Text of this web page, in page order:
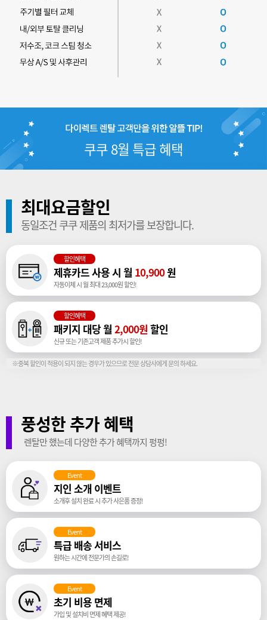
쿠쿠 8월 특급 혜택
최대요금할인
동일조건 쿠쿠 제품의 최저가를 보장합니다.
할인혜택
제휴카드 사용 시 월 10,900원
자동이체 시 월 최대 23,000원 할인!
할인혜택
패키지 대당 월 2,000원 할인
신규 또는 기존고객 제품 추가시 할인!
※중복 할인이 적용이 되지 않는 경우가 있으므로 전문 상담사에게 문의 하세요.
풍성한 추가 혜택
렌탈만 했는데 다양한 추가 혜택까지 펑펑!
Event
지인 소개 이벤트
소개후 설치 완료 시 추가 사은품 증정!
Event
특급 배송 서비스
원하는 시간에 전문가의 손길로!
Event
초기 비용 면제
가입 및 설치비 면제 혜택 제공!